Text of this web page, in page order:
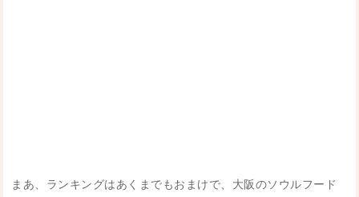
まあ、ランキングはあくまでもおまけで、大阪のソウルフード